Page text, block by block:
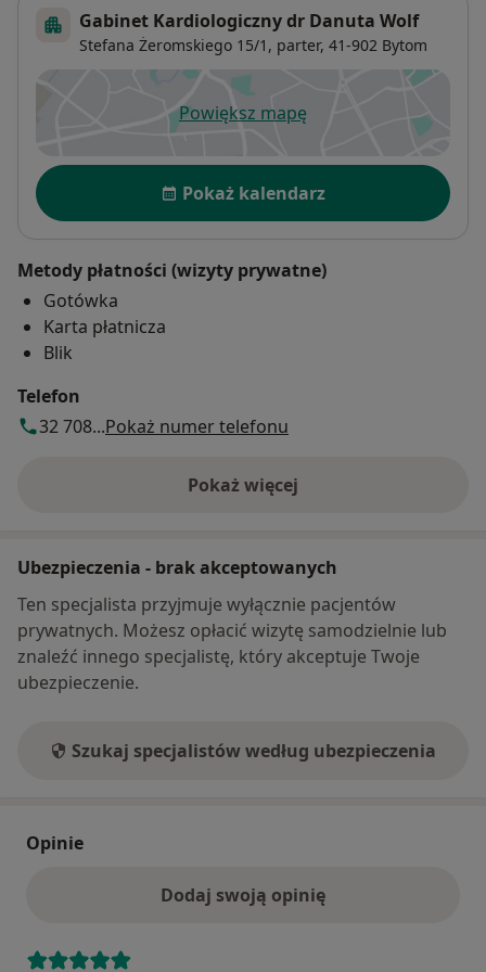
Gabinet Kardiologiczny dr Danuta Wolf
Stefana Żeromskiego 15/1, parter, 41-902 Bytom
Powiększ mapęotwiera się w nowej karcie
Dostępność
Pokaż kalendarz
Metody płatności (wizyty prywatne)
Gotówka
Karta płatnicza
Blik
Telefon
32 708...Pokaż numer telefonu
Pokaż więcej
o adresie
Ubezpieczenia - brak akceptowanych
Ten specjalista przyjmuje wyłącznie pacjentów
prywatnych. Możesz opłacić wizytę samodzielnie lub
znaleźć innego specjalistę, który akceptuje Twoje
ubezpieczenie.
Szukaj specjalistów według ubezpieczenia
Opinie
Dodaj swoją opinię